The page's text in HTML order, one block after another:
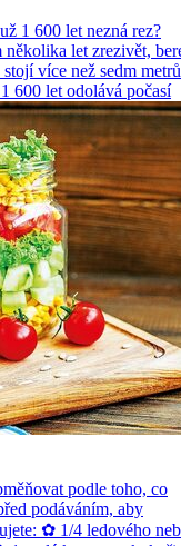
1 600 let nezná rez?
několika let zrezivět,
více než sedm metrů
600 let odolává počasí
podle toho, co
podáváním, aby
✿ 1/4 ledového